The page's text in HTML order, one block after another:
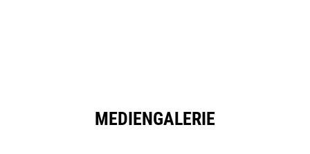
MEDIENGALERIE